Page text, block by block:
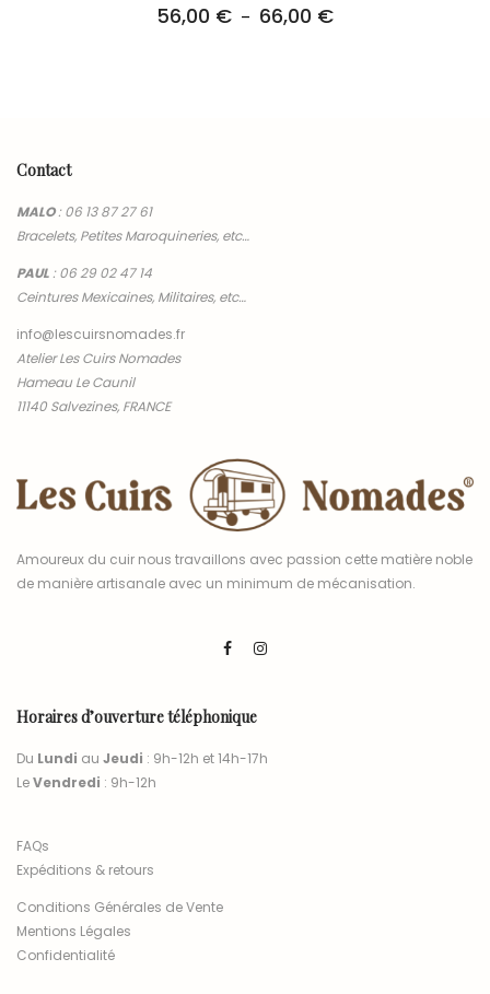
56,00 € – 66,00 €Plage
Contact
MALO:06 13 87 27 61
Bracelets, Petites Maroquineries, etc…
PAUL:06 29 02 47 14
Ceintures Mexicaines, Militaires, etc…
info@lescuirsnomades.fr
Atelier Les Cuirs Nomades
Hameau Le Caunil
11140 Salvezines, FRANCE
Amoureux du cuir nous travaillons avec passion cette matière noble
de manière artisanale avec un minimum de mécanisation.
Horaires d’ouverture téléphonique
Du Lundi au Jeudi : 9h-12h et 14h-17h
LeVendredi : 9h-12h
FAQs
Expéditions & retours
Conditions Générales de Vente
Mentions Légales
Confidentialité